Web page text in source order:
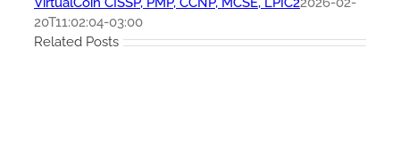
20T11:02:04-03:00
Related Posts